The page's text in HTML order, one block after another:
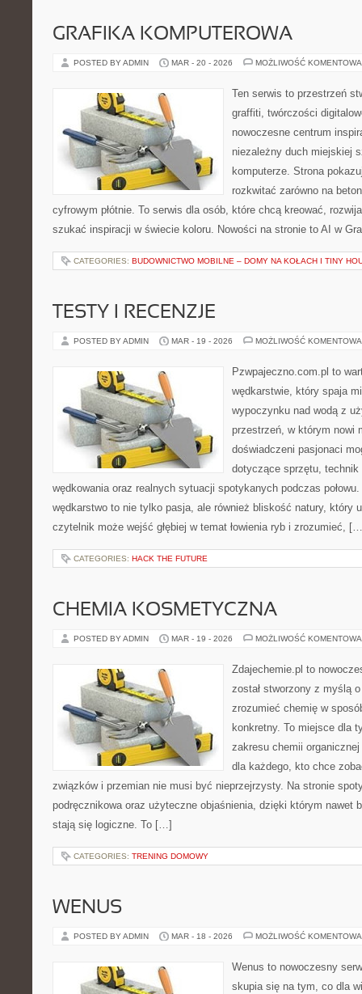
GRAFIKA KOMPUTEROWA
POSTED BY ADMIN MAR - 20 - 2026 MOŻLIWOŚĆ
Ten serwis to przestrzeń
graffiti, twórczości
nowoczesne centrum
niezależny duch miejskiej
komputerze. Strona
rozkwitać zarówno na
cyfrowym płótnie. To serwis dla osób, które chcą kreować,
szukać inspiracji w świecie koloru. Nowości na stronie to AI w
CATEGORIES: BUDOWNICTWO MOBILNE – DOMY NA KOŁACH I TINY
TESTY I RECENZJE
POSTED BY ADMIN MAR - 19 - 2026 MOŻLIWOŚĆ
Pzwpajeczno.com.pl to
wędkarstwie, który spaja
wypoczynku nad wodą z
przestrzeń, w którym nowi
doświadczeni pasjonaci
dotyczące sprzętu, technik
wędkowania oraz realnych sytuacji spotykanych podczas
wędkarstwo to nie tylko pasja, ale również bliskość natury, który
czytelnik może wejść głębiej w temat łowienia ryb i zrozumieć,
CATEGORIES: HACK THE FUTURE
CHEMIA KOSMETYCZNA
POSTED BY ADMIN MAR - 19 - 2026 MOŻLIWOŚĆ
Zdajechemie.pl to
został stworzony z myślą
zrozumieć chemię w
konkretny. To miejsce dla
zakresu chemii
dla każdego, kto chce
związków i przemian nie musi być nieprzejrzysty. Na stronie
podręcznikowa oraz użyteczne objaśnienia, dzięki którym nawet
stają się logiczne. To […]
CATEGORIES: TRENING DOMOWY
WENUS
POSTED BY ADMIN MAR - 18 - 2026 MOŻLIWOŚĆ
Wenus to nowoczesny
skupia się na tym, co dla